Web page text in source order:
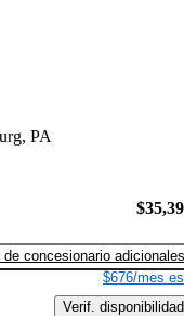
PA
concesionario adicionales
$676/mes
Verif. disponibilidad